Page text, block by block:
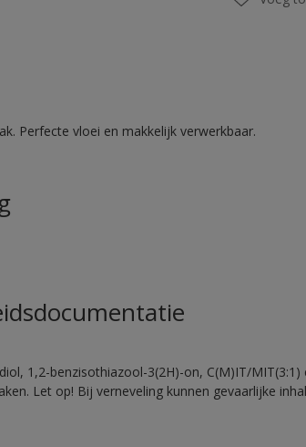
Perfecte vloei en makkelijk verwerkbaar.
1,2-benzisothiazool-3(2H)-on, C(M)IT/
Let op! Bij verneveling kunnen gevaarlijke